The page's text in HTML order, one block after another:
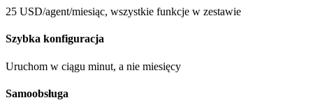
25 USD/agent/miesiąc, wszystkie funkcje w zestawie
Szybka konfiguracja
Uruchom w ciągu minut, a nie miesięcy
Samoobsługa